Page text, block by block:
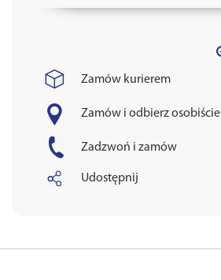
Zamów kurierem
Zamów i odbierz osobiście
Zadzwoń i zamów
Udostępnij